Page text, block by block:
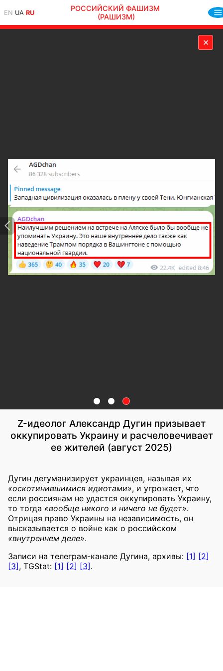
EN UA RU
РОССИЙСКИЙ ФАШИЗМ
(РАШИЗМ)
✕
Z-идеолог Александр Дугин призывает
оккупировать Украину и расчеловечивает
ее жителей (август 2025)
Дугин дегуманизирует украинцев, называя их
«оскотинившимися идиотами», и угрожает, что
если россиянам не удастся оккупировать Украину,
то тогда «вообще никого и ничего не будет».
Отрицая право Украины на независимость, он
высказывается о войне как о российском
«внутреннем деле».
Записи на телеграм-канале Дугина, архивы: [1] [2]
[3], TGStat: [1] [2] [3].